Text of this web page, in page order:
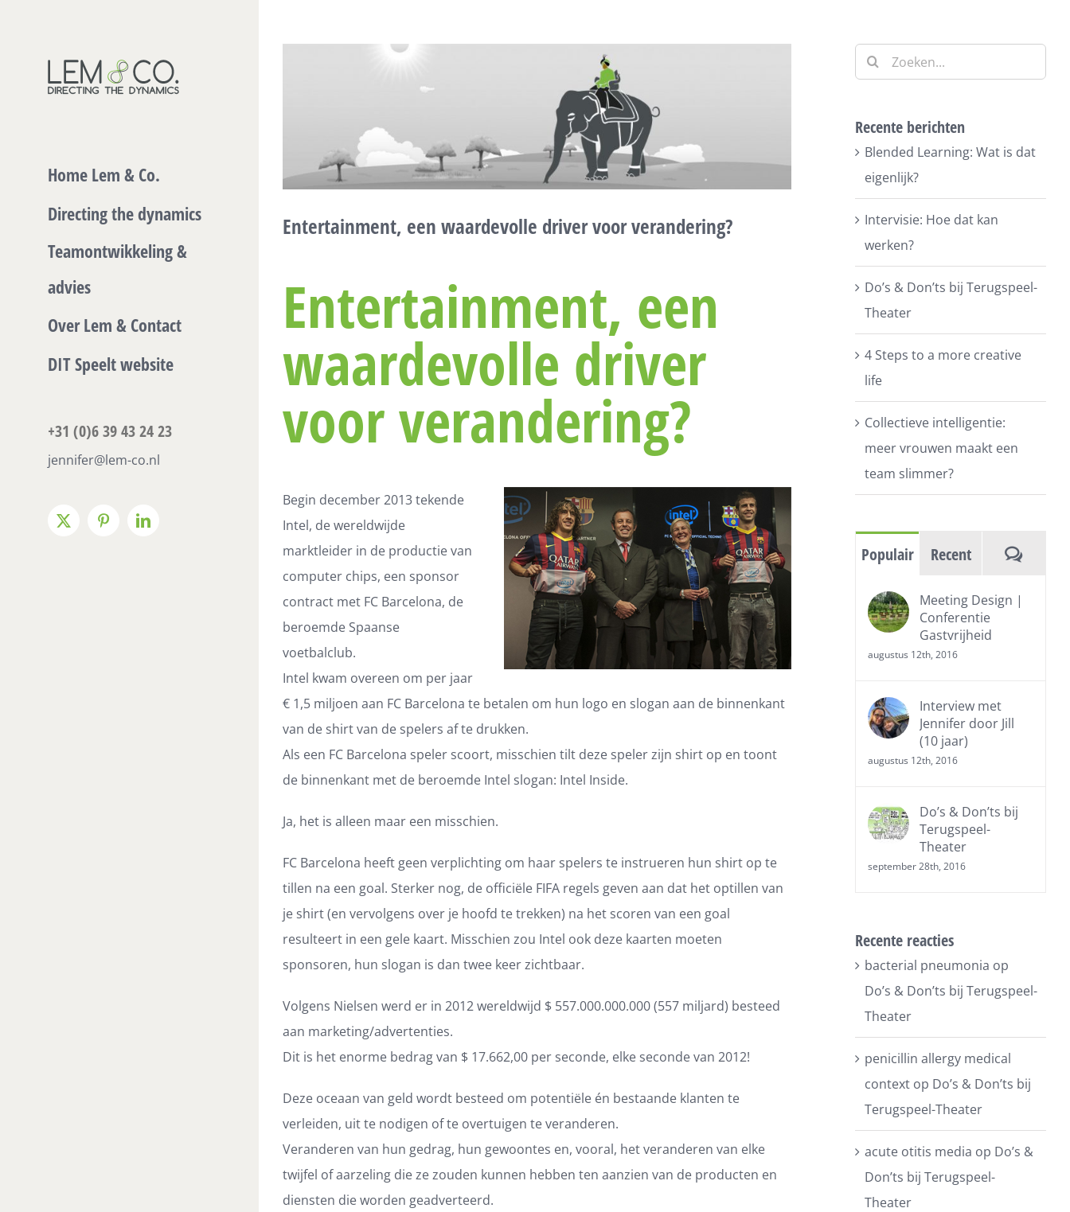
Home Lem & Co.
Directing the dynamics
Teamontwikkeling &
advies
Over Lem & Contact
DIT Speelt website
+31 (0)6 39 43 24 23
jennifer@lem-co.nl
X PinterestLinkedIn
Entertainment, een waardevolle driver voor verandering?
Entertainment, een
waardevolle driver
voor verandering?
Begin december 2013 tekende
Intel, dewereldwijde
marktleider in de productie van
computer chips, een sponsor
contract met FC Barcelona, de
beroemde Spaanse
voetbalclub.
Intel kwam overeen om per jaar
€ 1,5 miljoen aan FC Barcelona te betalen om hun logo en slogan aan de binnenkant
van de shirt van de spelers af te drukken.
Als een FC Barcelona speler scoort, misschien tilt deze speler zijn shirt op en toont
de binnenkant met de beroemde Intel slogan: Intel Inside.
Ja, het is alleen maar een misschien.
FC Barcelona heeft geen verplichting om haar spelers te instrueren hun shirt op te
tillen na een goal. Sterker nog, de officiële FIFA regels geven aan dat het optillen van
je shirt (en vervolgens over je hoofd te trekken) na het scoren van een goal
resulteert in een gele kaart. Misschien zou Intel ook deze kaarten moeten
sponsoren, hun slogan is dan twee keer zichtbaar.
Volgens Nielsen werd er in 2012 wereldwijd $ 557.000.000.000 (557 miljard) besteed
aan marketing/advertenties.
Dit is het enorme bedrag van $ 17.662,00 per seconde, elke seconde van 2012!
Deze oceaan van geld wordt besteed om potentiële én bestaande klanten te
verleiden, uit te nodigen of te overtuigen te veranderen.
Veranderen van hun gedrag, hun gewoontes en, vooral, het veranderen van elke
twijfel of aarzeling die ze zouden kunnen hebben ten aanzien van de producten en
diensten die worden geadverteerd.
Zoeken
naar:
Recente berichten
Blended Learning: Wat is dat
eigenlijk?
Intervisie: Hoe dat kan
werken?
Do’s & Don’ts bij Terugspeel-
Theater
4 Steps to a more creative
life
Collectieve intelligentie:
meer vrouwen maakt een
team slimmer?
Populair Recent
Meeting Design |
Conferentie
Gastvrijheid
augustus 12th, 2016
Interview met
Jennifer door Jill
(10 jaar)
augustus 12th, 2016
Do’s & Don’ts bij
Terugspeel-
Theater
september 28th, 2016
Recente reacties
bacterial pneumonia op
Do’s & Don’ts bij Terugspeel-
Theater
penicillin allergy medical
context op Do’s & Don’ts bij
Terugspeel-Theater
acute otitis media op Do’s &
Don’ts bij Terugspeel-
Theater